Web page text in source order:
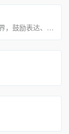
抖音让每一个人看见并连接更大的世界，鼓励表达、沟通和记录，激发创造，丰富人们的精神世界，让现实生活更美好。